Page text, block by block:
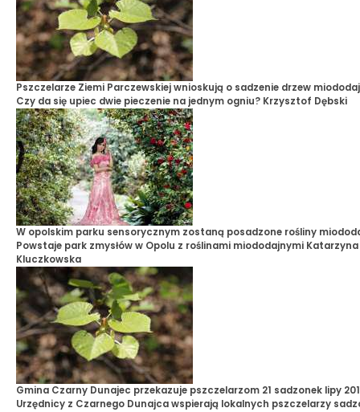
Pszczelarze Ziemi Parczewskiej wnioskują o sadzenie drzew
Czy da się upiec dwie pieczenie na jednym ogniu? Krzysztof Dębski
W opolskim parku sensorycznym zostaną posadzone rośliny
Powstaje park zmysłów w Opolu z roślinami miododajnymi Katarzyna
Kluczkowska
Gmina Czarny Dunajec przekazuje pszczelarzom 21 sadzonek lipy
Urzędnicy z Czarnego Dunajca wspierają lokalnych pszczelarzy